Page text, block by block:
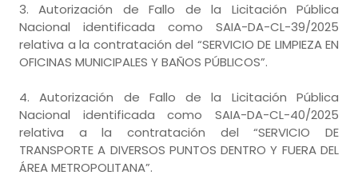
3. Autorización de Fallo de la Licitación Pública
Nacional identificada como SAIA-DA-CL-39/2025
relativa a la contratación del “SERVICIO DE LIMPIEZA EN
OFICINAS MUNICIPALES Y BAÑOS PÚBLICOS”.
4. Autorización de Fallo de la Licitación Pública
Nacional identificada como SAIA-DA-CL-40/2025
relativa a la contratación del “SERVICIO DE
TRANSPORTE A DIVERSOS PUNTOS DENTRO Y FUERA DEL
ÁREA METROPOLITANA”.